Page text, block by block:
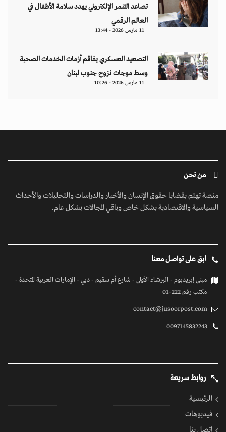
تصاعد التنمر الإلكتروني يهدد سلامة الأطفال في
العالم الرقمي
11 مارس 2026 - 13:44
التصعيد العسكري يفاقم أزمات الخدمات الصحية
وسط موجات نزوح جنوب لبنان
11 مارس 2026 - 10:26
من نحن
منصة تهتم بقضايا حقوق الإنسان والأخبار والدراسات والتحليلات والأحداث
السياسية والاقتصادية بشكل خاص وباقي المجالات بشكل عام.
ابق على تواصل معنا
مبنى إيريديوم - البرشاء الأولى - شارع أم سقيم - دبي - الإمارات العربية المتحدة -
مكتب رقم 222-01
contact@jusoorpost.com
0097145832243
روابط سريعة
الرئيسية
فيديوهات
إتصل بنا